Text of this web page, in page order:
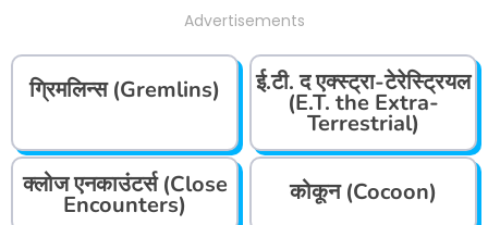
Advertisements
ग्रिमलिन्स (Gremlins) ई.टी. द एक्स्ट्रा-टेरेस्ट्रियल
(E.T. the Extra-
Terrestrial)
क्लोज एनकाउंटर्स (Close
Encounters) कोकून (Cocoon)